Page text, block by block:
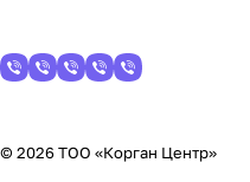
© 2026 ТОО «Корган Центр»